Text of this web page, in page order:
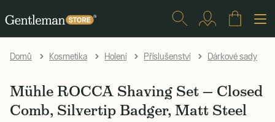
Domů Kosmetika Holení Příslušenství Dárkové sady
Mühle ROCCA Shaving Set — Closed
Comb, Silvertip Badger, Matt Steel